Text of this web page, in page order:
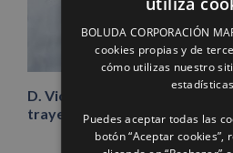
D. Vicente Boluda Fos,
trayectoria empresarial
BOLUDA CORPORACIÓN
cookies propias y de
cómo utilizas nuestro
Puedes aceptar todas las
botón “Aceptar cookies”,